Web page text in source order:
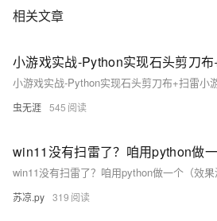
相关文章
小游戏实战-Python实现石头剪刀
小游戏实战-Python实现石头剪刀布+扫雷小
虫无涯 545
win11没有扫雷了？咱用python做一个（效果
苏凉.py 319